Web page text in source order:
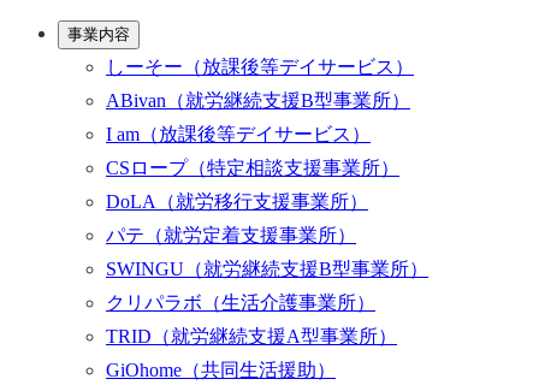
事業内容
しーそー （放課後等デイサービス）
ABivan （就労継続支援B型事業所）
I am （放課後等デイサービス）
CSロープ（特定相談支援事業所）
DoLA
（就労移行支援事業所）
パテ （就労定着支援事業所）
SWINGU （就労継続支援B型事業所）
クリパラボ （生活介護事業所）
TRID （就労継続支援A型事業所）
GiOhome （共同生活援助）